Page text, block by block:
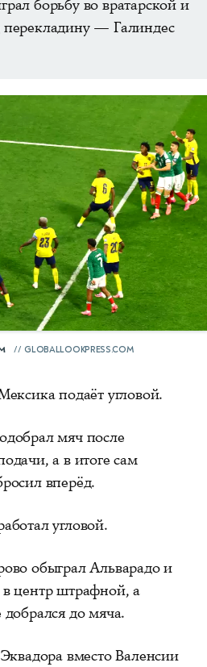
борьбу во вратарской и
— Галиндес
GLOBALLOOKPRESS.COM
подаёт угловой.
мяч после
а в итоге сам
вперёд.
угловой.
обыграл Альварадо и
в центр штрафной, а
добрался до мяча.
вместо Валенсии